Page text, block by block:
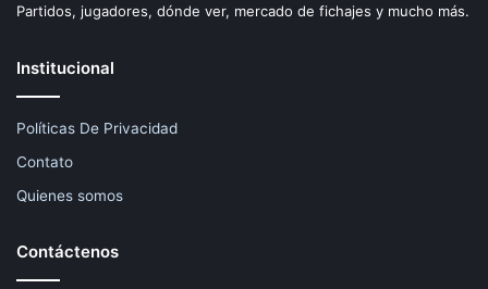
Partidos, jugadores, dónde ver, mercado de fichajes y mucho más.
Institucional
Políticas De Privacidad
Contato
Quienes somos
Contáctenos